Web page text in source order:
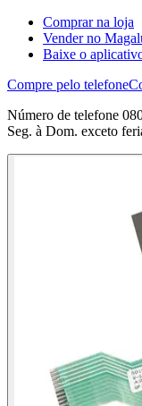
Comprar na loja
Vender no
Baixe o
Compre pelo telefone
Número de telefone
Seg. à Dom. exceto